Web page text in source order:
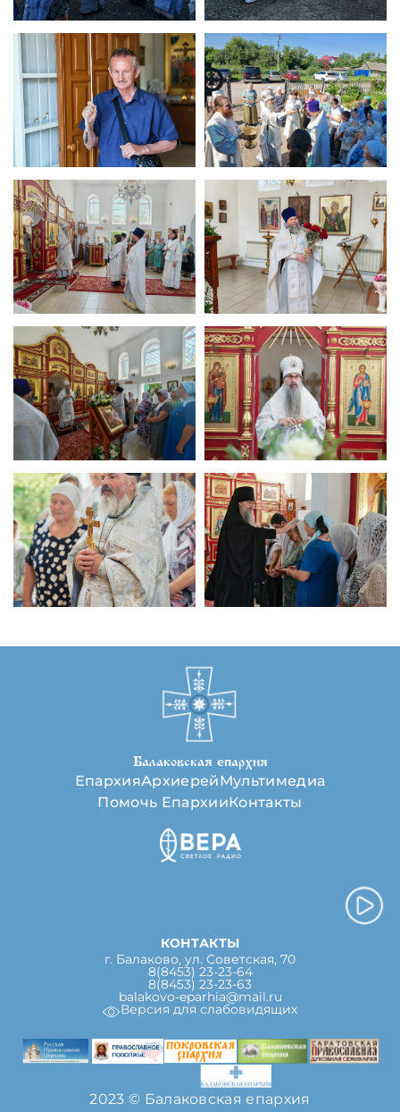
Балаковская епархия
ЕпархияАрхиерейМультимедиа
Помочь ЕпархииКонтакты
КОНТАКТЫ
г. Балаково, ул. Советская, 70
8(8453) 23-23-64
8(8453) 23-23-63
balakovo-eparhia@mail.ru
Версия для слабовидящих
2023 © Балаковская епархия